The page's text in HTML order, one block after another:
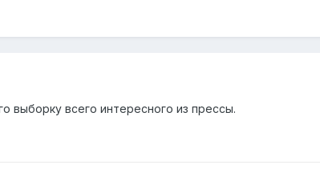
выборку всего интересного из прессы.